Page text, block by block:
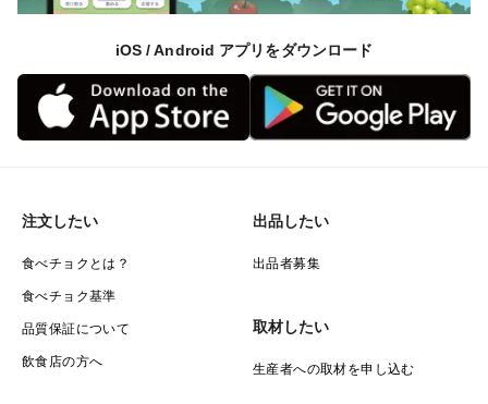
iOS / Android アプリをダウンロード
注文したい
食べチョクとは？
食べチョク基準
品質保証について
飲食店の方へ
出品したい
出品者募集
取材したい
生産者への取材を申し込む